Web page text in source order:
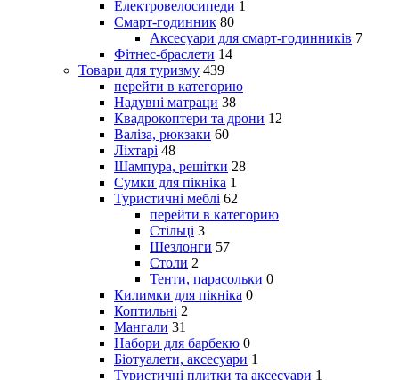
Електровелосипеди 1
Смарт-годинник 80
Аксесуари для смарт-годинників 7
Фітнес-браслети 14
Товари для туризму 439
перейти в категорию
Надувні матраци 38
Квадрокоптери та дрони 12
Валіза, рюкзаки 60
Ліхтарі 48
Шампура, решітки 28
Сумки для пікніка 1
Туристичні меблі 62
перейти в категорию
Стільці 3
Шезлонги 57
Столи 2
Тенти, парасольки 0
Килимки для пікніка 0
Коптильні 2
Мангали 31
Набори для барбекю 0
Біотуалети, аксесуари 1
Туристичні плитки та аксесуари 1